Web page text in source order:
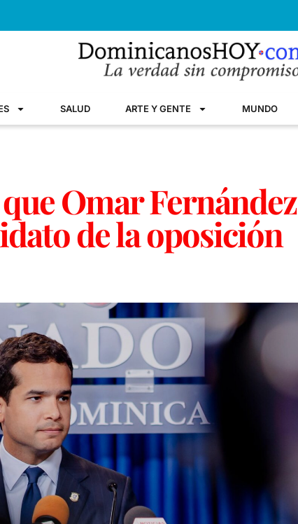
SALUD ARTE Y GENTE MUNDO
Omar Fernández
de la oposición